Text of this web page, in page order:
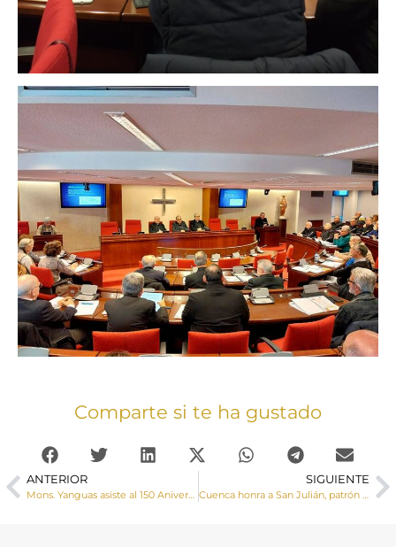
Comparte si te ha gustado
ANTERIOR
Mons. Yanguas asiste al 150 Aniversario de la Fundación de la Congregación de las Hermanitas de los Ancianos Desamparados de Belmonte
SIGUIENTE
Cuenca honra a San Julián, patrón de la Diócesis y de la ciudad de Cuenca